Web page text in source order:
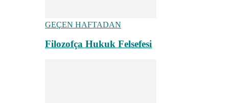
GEÇEN HAFTADAN
Filozofça Hukuk Felsefesi